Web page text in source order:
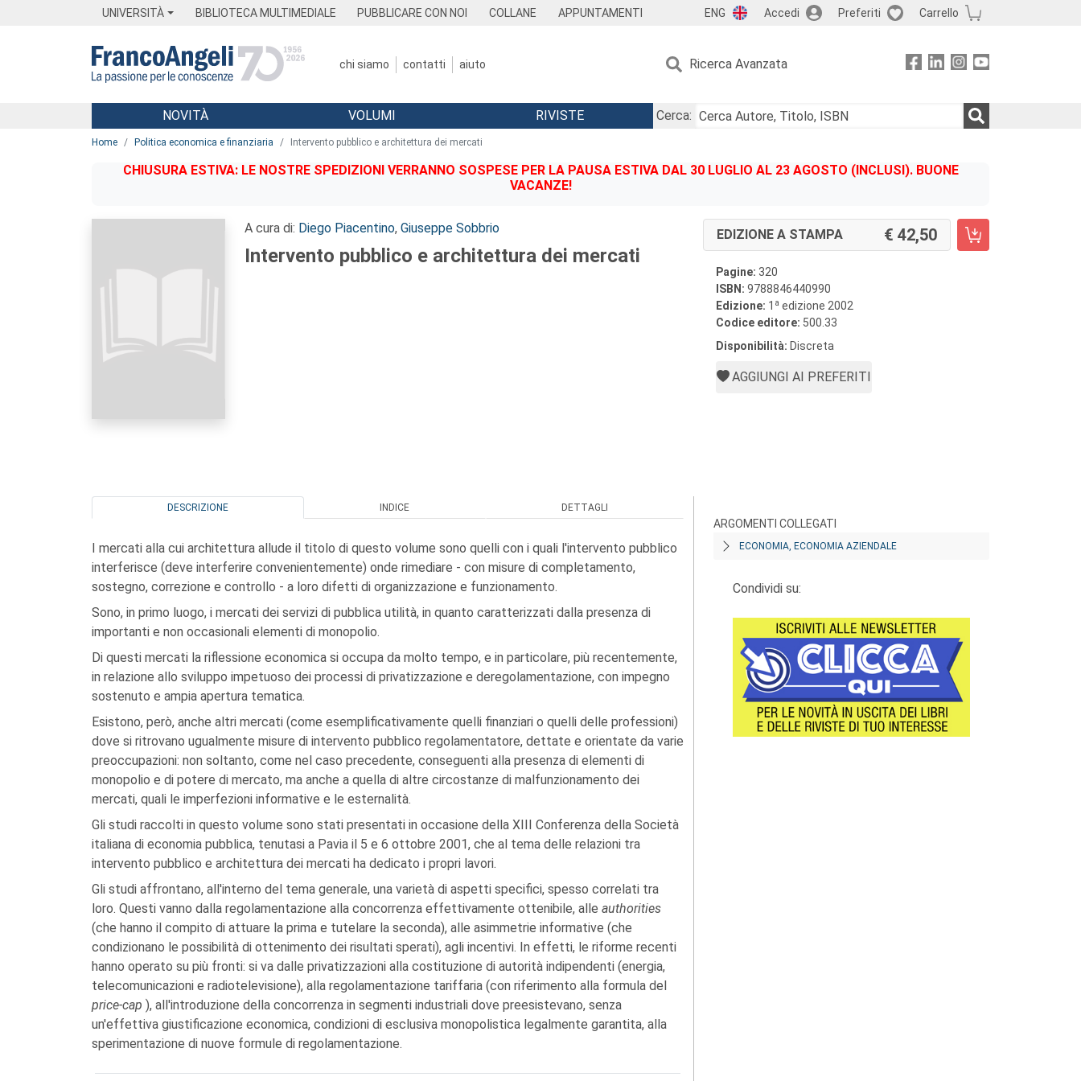
UNIVERSITÀ BIBLIOTECA MULTIMEDIALE PUBBLICARE CON NOI COLLANE APPUNTAMENTI ENG Accedi Preferiti Carrello
chi siamo contatti aiuto Ricerca Avanzata
Menu
NOVITÀ VOLUMI RIVISTE
Cerca:
Home Politica economica e finanziaria Intervento pubblico e architettura dei mercati
CHIUSURA ESTIVA: LE NOSTRE SPEDIZIONI VERRANNO SOSPESE PER LA PAUSA ESTIVA DAL 30 LUGLIO AL 23 AGOSTO (INCLUSI). BUONE
VACANZE!
A cura di: Diego Piacentino, Giuseppe Sobbrio
Intervento pubblico e architettura dei mercati
EDIZIONE A STAMPA 42,50
Pagine: 320
ISBN: 9788846440990
Edizione: 1 a edizione 2002
Codice editore: 500.33
Disponibilità: Discreta
AGGIUNGI AI PREFERITI
DESCRIZIONE INDICE DETTAGLI
I mercati alla cui architettura allude il titolo di questo volume sono quelli con i quali l'intervento pubblico
interferisce (deve interferire convenientemente) onde rimediare - con misure di completamento,
sostegno, correzione e controllo - a loro difetti di organizzazione e funzionamento.
Sono, in primo luogo, i mercati dei servizi di pubblica utilità, in quanto caratterizzati dalla presenza di
importanti e non occasionali elementi di monopolio.
Di questi mercati la riflessione economica si occupa da molto tempo, e in particolare, più recentemente,
in relazione allo sviluppo impetuoso dei processi di privatizzazione e deregolamentazione, con impegno
sostenuto e ampia apertura tematica.
Esistono, però, anche altri mercati (come esemplificativamente quelli finanziari o quelli delle professioni)
dove si ritrovano ugualmente misure di intervento pubblico regolamentatore, dettate e orientate da varie
preoccupazioni: non soltanto, come nel caso precedente, conseguenti alla presenza di elementi di
monopolio e di potere di mercato, ma anche a quella di altre circostanze di malfunzionamento dei
mercati, quali le imperfezioni informative e le esternalità.
Gli studi raccolti in questo volume sono stati presentati in occasione della XIII Conferenza della Società
italiana di economia pubblica, tenutasi a Pavia il 5 e 6 ottobre 2001, che al tema delle relazioni tra
intervento pubblico e architettura dei mercati ha dedicato i propri lavori.
Gli studi affrontano, all'interno del tema generale, una varietà di aspetti specifici, spesso correlati tra
loro. Questi vanno dalla regolamentazione alla concorrenza effettivamente ottenibile, alle authorities
(che hanno il compito di attuare la prima e tutelare la seconda), alle asimmetrie informative (che
condizionano le possibilità di ottenimento dei risultati sperati), agli incentivi. In effetti, le riforme recenti
hanno operato su più fronti: si va dalle privatizzazioni alla costituzione di autorità indipendenti (energia,
telecomunicazioni e radiotelevisione), alla regolamentazione tariffaria (con riferimento alla formula del
price-cap ), all'introduzione della concorrenza in segmenti industriali dove preesistevano, senza
un'effettiva giustificazione economica, condizioni di esclusiva monopolistica legalmente garantita, alla
sperimentazione di nuove formule di regolamentazione.
ARGOMENTI COLLEGATI
ECONOMIA, ECONOMIA AZIENDALE
Condividi su: